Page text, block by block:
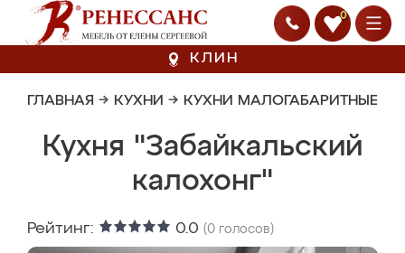
0
КЛИН
ГЛАВНАЯ → КУХНИ → КУХНИ МАЛОГАБАРИТНЫЕ
Кухня "Забайкальский
калохонг"
Рейтинг: 0.0 (0 голосов)